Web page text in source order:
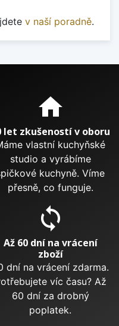
v naší poradně.
home
let zkušeností v oboru
vlastní kuchyňské
studio a vyrábíme
kuchyně. Víme
přesně, co funguje.
sync
Až 60 dní na vrácení
zboží
dní na vrácení zdarma.
víc času? Až
60 dní za drobný
poplatek.